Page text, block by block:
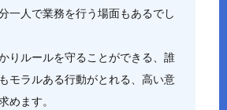
一人で業務を行う場面もあるでし
りルールを守ることができる、誰
モラルある行動がとれる、高い意
めます。